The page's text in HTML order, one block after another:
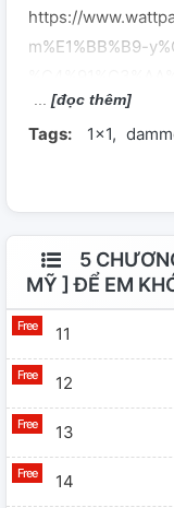
https://
m%E1%BB%B9-
[đọc thêm]
Tags: 1x1
5
MỸ ] ĐỂ EM
11
12
13
14